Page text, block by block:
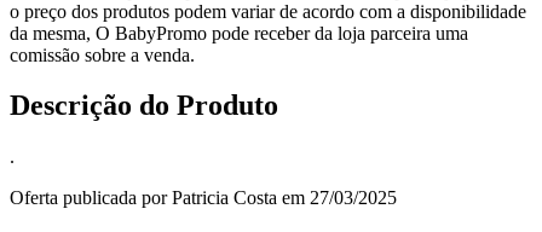
o preço dos produtos podem variar de acordo com a disponibilidade
da mesma, O BabyPromo pode receber da loja parceira uma
comissão sobre a venda.
Descrição do Produto
.
Oferta publicada por Patricia Costa em 27/03/2025